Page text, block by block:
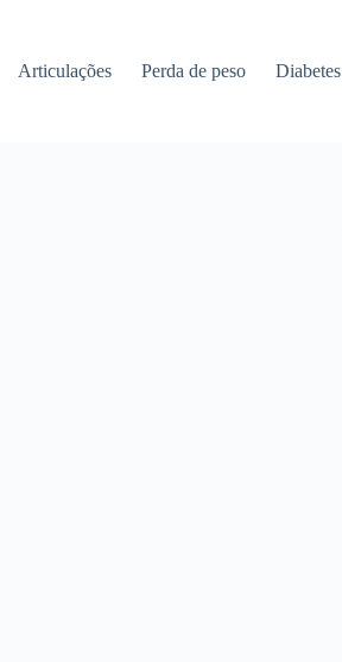
Articulações Perda de peso Diabetes